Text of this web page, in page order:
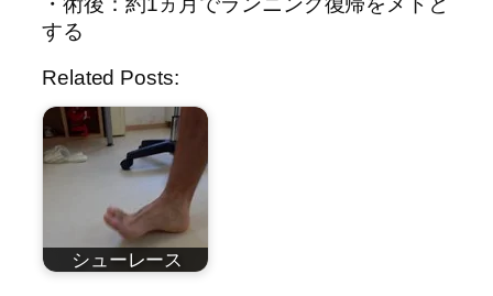
する
Related Posts:
シューレース